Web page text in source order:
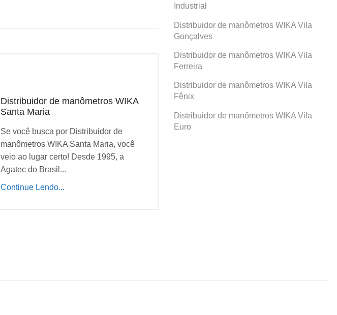
Distribuidor de manômetros WIKA
Santa Maria
Se você busca por Distribuidor de
manômetros WIKA Santa Maria, você
veio ao lugar certo! Desde 1995, a
Agatec do Brasil...
Continue Lendo...
Distribuidor de manômetros WIKA
Prosperidade
Se você busca por Distribuidor de
Industrial
Distribuidor de manômetros WIKA Vila
Gonçalves
Distribuidor de manômetros WIKA Vila
Ferreira
Distribuidor de manômetros WIKA Vila
Fênix
Distribuidor de manômetros WIKA Vila
Euro